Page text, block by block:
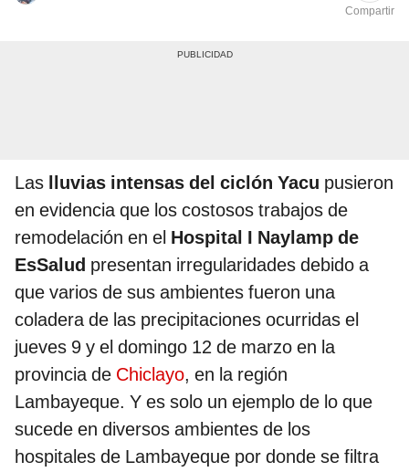
Compartir
Las lluvias intensas del ciclón Yacu pusieron
en evidencia que los costosos trabajos de
remodelación en el Hospital I Naylamp de
EsSalud presentan irregularidades debido a
que varios de sus ambientes fueron una
coladera de las precipitaciones ocurridas el
jueves 9 y el domingo 12 de marzo en la
provincia de Chiclayo, en la región
Lambayeque. Y es solo un ejemplo de lo que
sucede en diversos ambientes de los
hospitales de Lambayeque por donde se filtra